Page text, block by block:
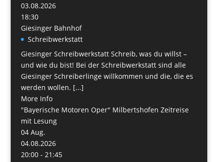
03.08.2026
18:30
Giesinger Bahnhof
Schreibwerkstatt
Giesinger Schreibwerkstatt Schreib, was du willst –
und wie du bist! Bei der Schreibwerkstatt sind alle
Giesinger Schreiberlinge willkommen und die, die es
werden wollen. [...]
More Info
"Bayerische Motoren Oper" Milbertshofen Zeitreise
mit Lesung
04 Aug.
04.08.2026
20:00 - 21:45